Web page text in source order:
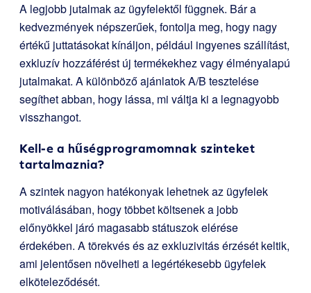
A legjobb jutalmak az ügyfelektől függnek. Bár a
kedvezmények népszerűek, fontolja meg, hogy nagy
értékű juttatásokat kínáljon, például ingyenes szállítást,
exkluzív hozzáférést új termékekhez vagy élményalapú
jutalmakat. A különböző ajánlatok A/B tesztelése
segíthet abban, hogy lássa, mi váltja ki a legnagyobb
visszhangot.
Kell-e a hűségprogramomnak szinteket
tartalmaznia?
A szintek nagyon hatékonyak lehetnek az ügyfelek
motiválásában, hogy többet költsenek a jobb
előnyökkel járó magasabb státuszok elérése
érdekében. A törekvés és az exkluzivitás érzését keltik,
ami jelentősen növelheti a legértékesebb ügyfelek
elköteleződését.